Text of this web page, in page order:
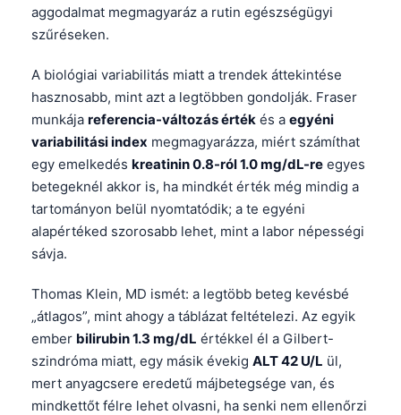
aggodalmat megmagyaráz a rutin egészségügyi
szűréseken.
A biológiai variabilitás miatt a trendek áttekintése
hasznosabb, mint azt a legtöbben gondolják. Fraser
munkája referencia-változás érték és a egyéni
variabilitási index megmagyarázza, miért számíthat
egy emelkedés kreatinin 0.8-ról 1.0 mg/dL-re egyes
betegeknél akkor is, ha mindkét érték még mindig a
tartományon belül nyomtatódik; a te egyéni
alapértéked szorosabb lehet, mint a labor népességi
sávja.
Thomas Klein, MD ismét: a legtöbb beteg kevésbé
„átlagos”, mint ahogy a táblázat feltételezi. Az egyik
ember bilirubin 1.3 mg/dL értékkel él a Gilbert-
szindróma miatt, egy másik évekig ALT 42 U/L ül,
mert anyagcsere eredetű májbetegsége van, és
mindkettőt félre lehet olvasni, ha senki nem ellenőrzi
ဗမာစာ
Kiswahili
አማርኛ
Українська
Català
Suomi
Hrvatski
Slovenčina
كوردی‎
سنڌي